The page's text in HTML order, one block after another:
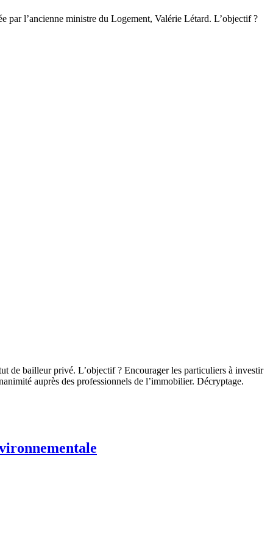
par l’ancienne ministre du Logement, Valérie Létard. L’objectif ?
de bailleur privé. L’objectif ? Encourager les particuliers à investir
auprès des professionnels de l’immobilier. Décryptage.